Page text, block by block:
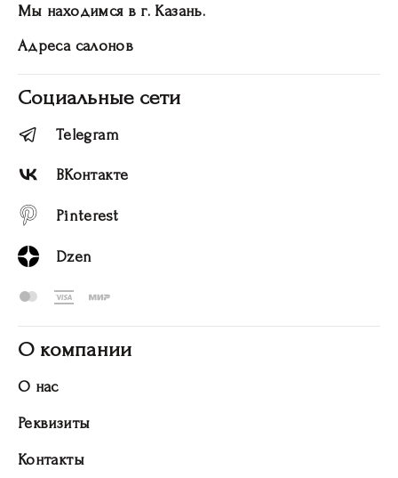
Мы находимся в г. Казань.
Адреса салонов
Социальные сети
Telegram
ВКонтакте
Pinterest
Dzen
О компании
О нас
Реквизиты
Контакты